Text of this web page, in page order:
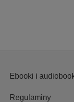
Ebooki i
Regulaminy